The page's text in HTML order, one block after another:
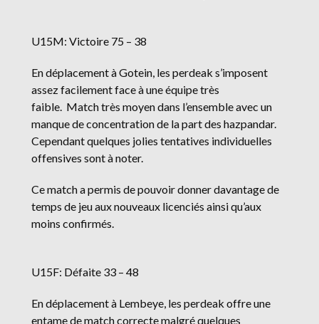
U15M: Victoire 75 – 38
En déplacement à Gotein, les perdeak s’imposent
assez facilement face à une équipe très
faible. Match très moyen dans l’ensemble avec un
manque de concentration de la part des hazpandar.
Cependant quelques jolies tentatives individuelles
offensives sont à noter.
Ce match a permis de pouvoir donner davantage de
temps de jeu aux nouveaux licenciés ainsi qu’aux
moins confirmés.
U15F: Défaite 33 – 48
En déplacement à Lembeye, les perdeak offre une
entame de match correcte malgré quelques